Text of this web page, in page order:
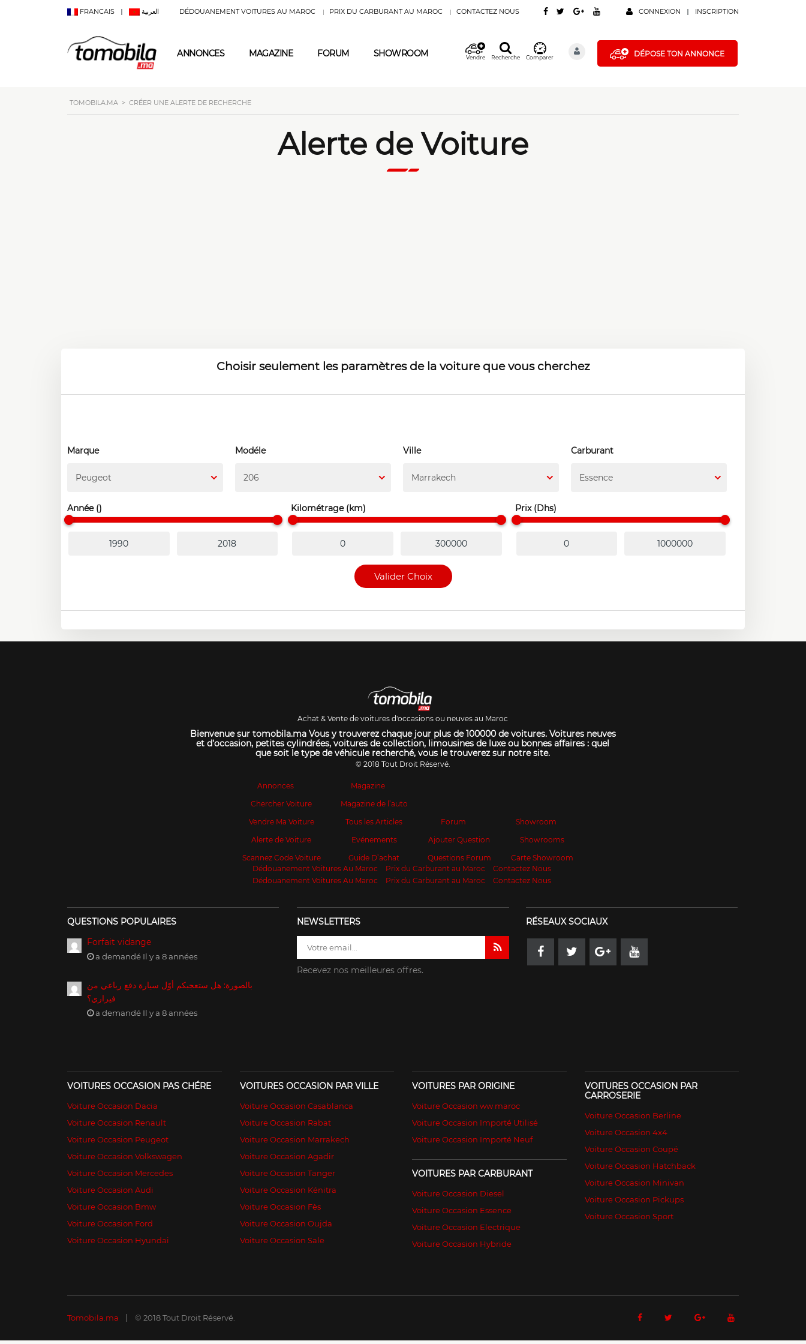
FRANCAIS العربية CONNEXION INSCRIPTION
DÉDOUANEMENT VOITURES AU MAROC PRIX DU CARBURANT AU MAROC CONTACTEZ NOUS
DÉPOSE TON ANNONCE
Comparer
Recherche
Vendre
ANNONCES MAGAZINE FORUM SHOWROOM
TOMOBILA.MA > CRÉER UNE ALERTE DE RECHERCHE
Alerte de Voiture
Choisir seulement les paramètres de la voiture que vous cherchez
Marque
Peugeot
Modéle
206
Ville
Marrakech
Carburant
Essence
Année () Kilométrage (km) Prix (Dhs)
Valider Choix
Achat & Vente de voitures d'occasions ou neuves au Maroc
Bienvenue sur tomobila.ma Vous y trouverez chaque jour plus de 100000 de voitures. Voitures neuves
et d’occasion, petites cylindrées, voitures de collection, limousines de luxe ou bonnes affaires : quel
que soit le type de véhicule recherché, vous le trouverez sur notre site.
© 2018 Tout Droit Réservé.
Annonces
Chercher Voiture
Vendre Ma Voiture
Alerte de Voiture
Scannez Code Voiture
Magazine
Magazine de l’auto
Tous les Articles
Evénements
Guide D’achat
Forum
Ajouter Question
Questions Forum
Showroom
Showrooms
Carte Showroom
Dédouanement Voitures Au Maroc
Prix du Carburant au Maroc
Contactez Nous
Dédouanement Voitures Au Maroc
Prix du Carburant au Maroc Contactez Nous
QUESTIONS POPULAIRES
Forfait vidange
a demandé Il y a 8 années
بالصورة: هل ستعجبكم أوّل سيارة دفع رباعي من
فيراري؟
a demandé Il y a 8 années
NEWSLETTERS
Recevez nos meilleures offres.
RÉSEAUX SOCIAUX
VOITURES OCCASION PAS CHÉRE
Voiture Occasion Dacia
Voiture Occasion Renault
Voiture Occasion Peugeot
Voiture Occasion Volkswagen
Voiture Occasion Mercedes
Voiture Occasion Audi
Voiture Occasion Bmw
Voiture Occasion Ford
Voiture Occasion Hyundai
VOITURES OCCASION PAR VILLE
Voiture Occasion Casablanca
Voiture Occasion Rabat
Voiture Occasion Marrakech
Voiture Occasion Agadir
Voiture Occasion Tanger
Voiture Occasion Kénitra
Voiture Occasion Fès
Voiture Occasion Oujda
Voiture Occasion Sale
VOITURES PAR ORIGINE
Voiture Occasion ww maroc
Voiture Occasion Importé Utilisé
Voiture Occasion Importé Neuf
VOITURES PAR CARBURANT
Voiture Occasion Diesel
Voiture Occasion Essence
Voiture Occasion Electrique
Voiture Occasion Hybride
VOITURES OCCASION PAR
CARROSERIE
Voiture Occasion Berline
Voiture Occasion 4x4
Voiture Occasion Coupé
Voiture Occasion Hatchback
Voiture Occasion Minivan
Voiture Occasion Pickups
Voiture Occasion Sport
Tomobila.ma © 2018 Tout Droit Réservé.